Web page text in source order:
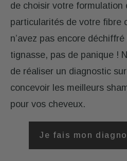
de choisir votre formulation
particularités de votre fibre
n’avez pas encore
tignasse, pas de panique !
de réaliser un diagnostic
concevoir les meilleurs
pour vos cheveux.
Je fais mon